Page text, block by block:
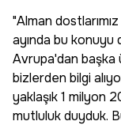
"Alman
ayında bu konuyu
Avrupa'dan başka
bizlerden bilgi
yaklaşık 1 milyon
mutluluk duyduk.